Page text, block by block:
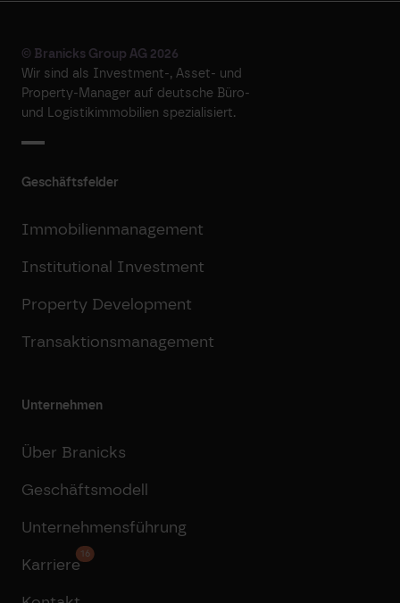
© Branicks Group AG 2026
Wir sind als ­Investment-, ­Asset- und
­Property-Manager auf deutsche ­Büro-
und Logistikimmobilien spezialisiert.
Geschäftsfelder
Immobilienmanagement
Institutional Investment
Property Development
Transaktionsmanagement
Unternehmen
Über Branicks
Geschäftsmodell
Unternehmensführung
Karriere
16